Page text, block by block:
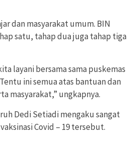
dan masyarakat umum. BIN
satu, tahap dua juga tahap tiga
layani bersama sama puskemas
ini semua atas bantuan dan
masyarakat,” ungkapnya.
Dedi Setiadi mengaku sangat
Covid – 19 tersebut.